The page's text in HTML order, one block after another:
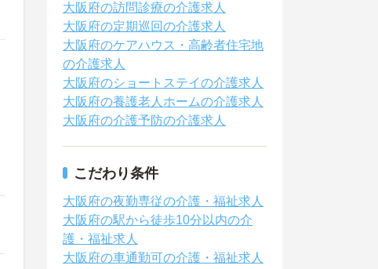
大阪府の訪問診療の介護求人
大阪府の定期巡回の介護求人
大阪府のケアハウス・高齢者住宅地
の介護求人
大阪府のショートステイの介護求人
大阪府の養護老人ホームの介護求人
大阪府の介護予防の介護求人
こだわり条件
大阪府の夜勤専従の介護・福祉求人
大阪府の駅から徒歩10分以内の介
護・福祉求人
大阪府の車通勤可の介護・福祉求人